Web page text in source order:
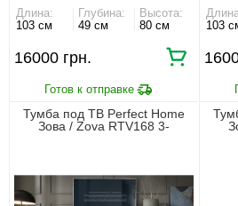
Длина:
103 см
Глубина:
49 см
Высота:
80 см
16000 грн.
103
Тумба под ТВ Perfect Home
Зова / Zova RTV168 3-